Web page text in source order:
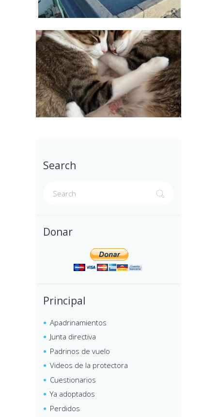
Search
Donar
Principal
Apadrinamientos
Junta directiva
Padrinos de vuelo
Videos de la protectora
Cuestionarios
Ya adoptados
Perdidos